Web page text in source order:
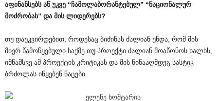
აფინანსებს აწ უკვე “ჩამოლაბორანტებულ” “ნაციონალურ
მოძრობას” და მის ლიდერებს?
თუ დაუკვირდებით, როდესაც ბიძინას ძალიან უნდა, რომ მის
მიერ წამოწყებული საქმე თუ პროექტი ძალიან მოაწონოს ხალხს,
იმწამსვე ამ პროექტის კრიტიკას და მის წინააღმდეგ სასტიკ
ბრძოლას იწყებენ ნაცები.